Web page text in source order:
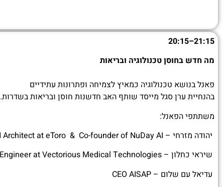
21:15
–
20:15
מה חדש בחוסן טכנולוגיה ובריאות
פאנל בנושא טכנולוגיה כמאיץ לצמיחה ופתרונות עתידיים
בהנחיית ערן סגל מייסד שותף האב חדשנות חוסן ובריאות בשדרות.
משתתפי הפאנל:
יהודה מזרחי – Data & AI Architect at eToro & Co-founder of NuDay AI
שיראי כחלון – ASIC and MEMS Research Engineer at Vectorious Medical Technologies
עדיאל עם שלום – CEO AISAP